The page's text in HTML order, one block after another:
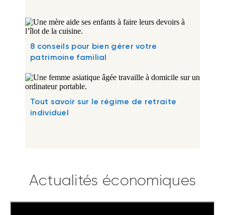
8 conseils pour bien gérer votre
patrimoine familial
Tout savoir sur le régime de retraite
individuel
Actualités économiques